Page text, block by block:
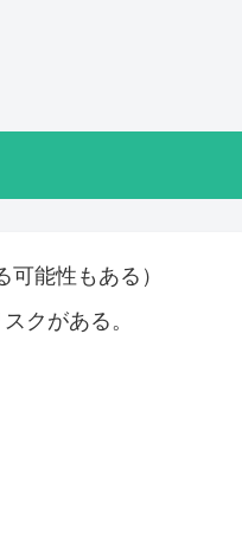
能性もある）
クがある。